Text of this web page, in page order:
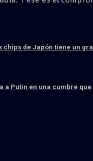
chips de Japón tiene un
a Putin en una cumbre